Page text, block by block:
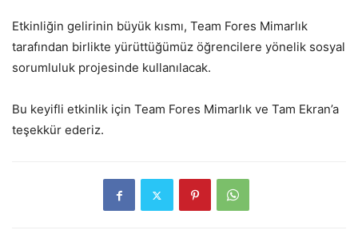
Etkinliğin gelirinin büyük kısmı, Team Fores Mimarlık
tarafından birlikte yürüttüğümüz öğrencilere yönelik sosyal
sorumluluk projesinde kullanılacak.
Bu keyifli etkinlik için Team Fores Mimarlık ve Tam Ekran’a
teşekkür ederiz.